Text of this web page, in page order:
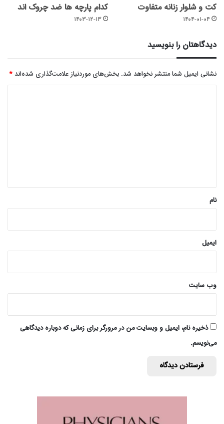
کت و شلوار زنانه متفاوت
۱۴۰۴-۰۱-۰۴
کدام پارچه ها ضد چروک اند
۱۴۰۳-۱۲-۱۳
دیدگاهتان را بنویسید
نشانی ایمیل شما منتشر نخواهد شد. بخش‌های موردنیاز علامت‌گذاری شده‌اند*
نام
ایمیل
وب‌ سایت
ذخیره نام، ایمیل و وبسایت من در مرورگر برای زمانی که دوباره دیدگاهی
می‌نویسم.